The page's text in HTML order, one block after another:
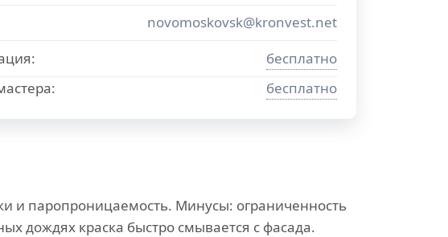
novomoskovsk@kronvest.net
бесплатно
бесплатно
и паропроницаемость. Минусы: ограниченность
дождях краска быстро смывается с фасада.